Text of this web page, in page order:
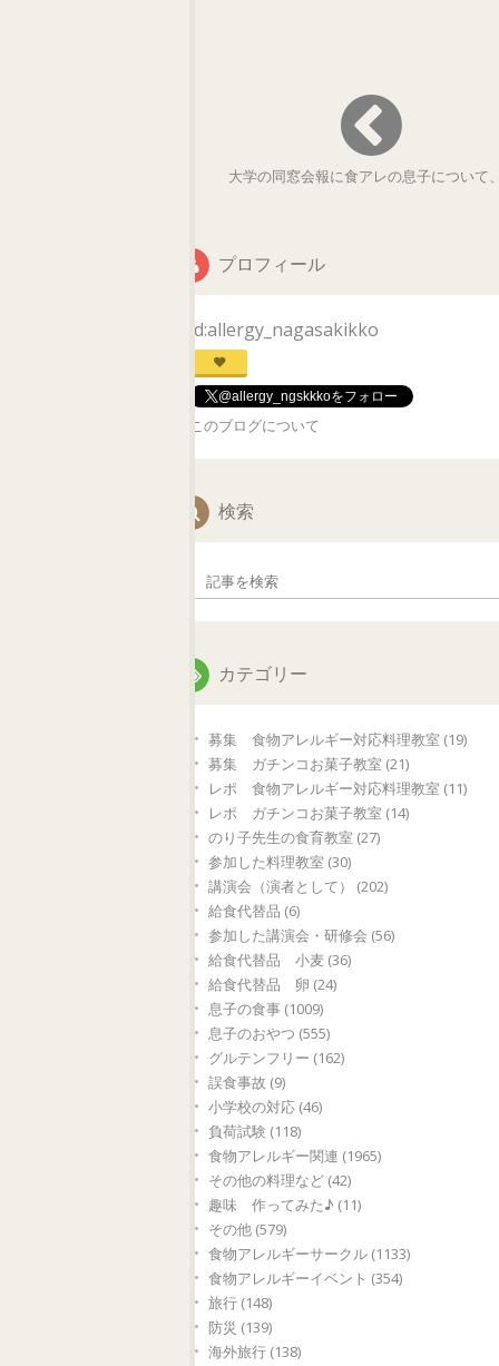
大学の同窓会報に食アレの息子について
プロフィール
id:allergy_nagasakikko
@allergy_ngskkkoをフォロー
このブログについて
検索
カテゴリー
募集 食物アレルギー対応料理教室 (19)
募集 ガチンコお菓子教室 (21)
レポ 食物アレルギー対応料理教室 (11)
レポ ガチンコお菓子教室 (14)
のり子先生の食育教室 (27)
参加した料理教室 (30)
講演会（演者として） (202)
給食代替品 (6)
参加した講演会・研修会 (56)
給食代替品 小麦 (36)
給食代替品 卵 (24)
息子の食事 (1009)
息子のおやつ (555)
グルテンフリー (162)
誤食事故 (9)
小学校の対応 (46)
負荷試験 (118)
食物アレルギー関連 (1965)
その他の料理など (42)
趣味 作ってみた♪ (11)
その他 (579)
食物アレルギーサークル (1133)
食物アレルギーイベント (354)
旅行 (148)
防災 (139)
海外旅行 (138)